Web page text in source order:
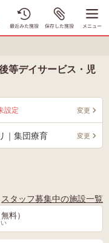
等デイサービス・児
設定 変更
｜集団療育 変更
スタッフ募集中の施設一覧
料）